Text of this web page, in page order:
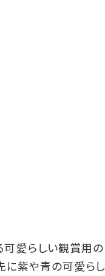
可愛らしい観賞用の
に紫や青の可愛らし